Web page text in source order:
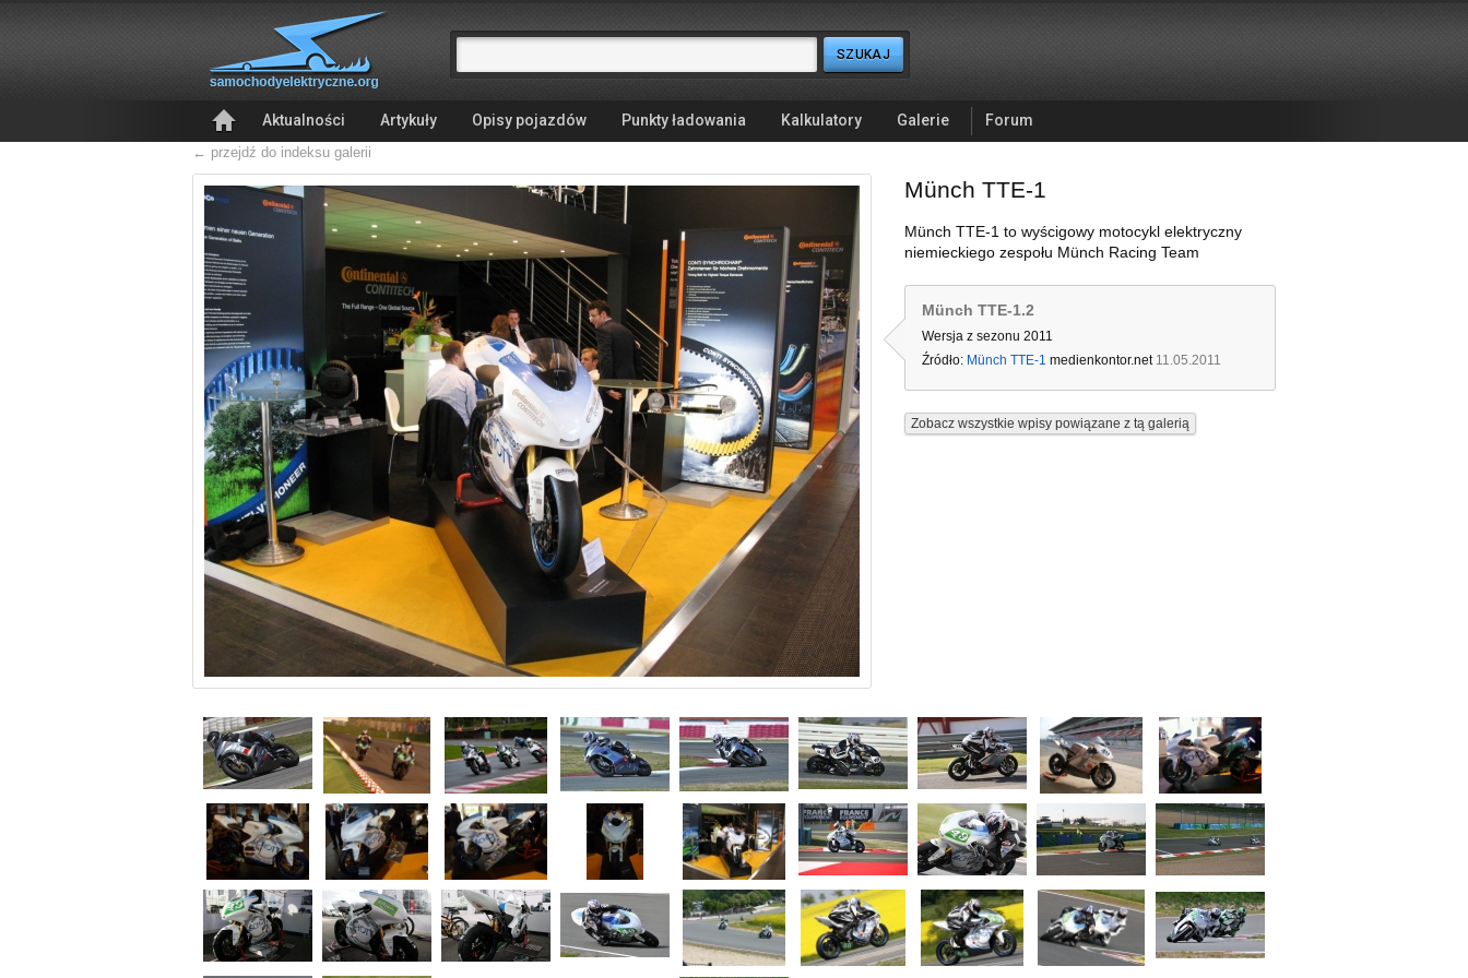
Aktualności Artykuły Opisy pojazdów Punkty ładowania Kalkulatory Galerie Forum
← przejdź do indeksu galerii
Münch TTE-1
Münch TTE-1 to wyścigowy motocykl elektryczny
niemieckiego zespołu Münch Racing Team
Münch TTE-1.2
Wersja z sezonu 2011
Źródło: Münch TTE-1 medienkontor.net 11.05.2011
Zobacz wszystkie wpisy powiązane z tą galerią